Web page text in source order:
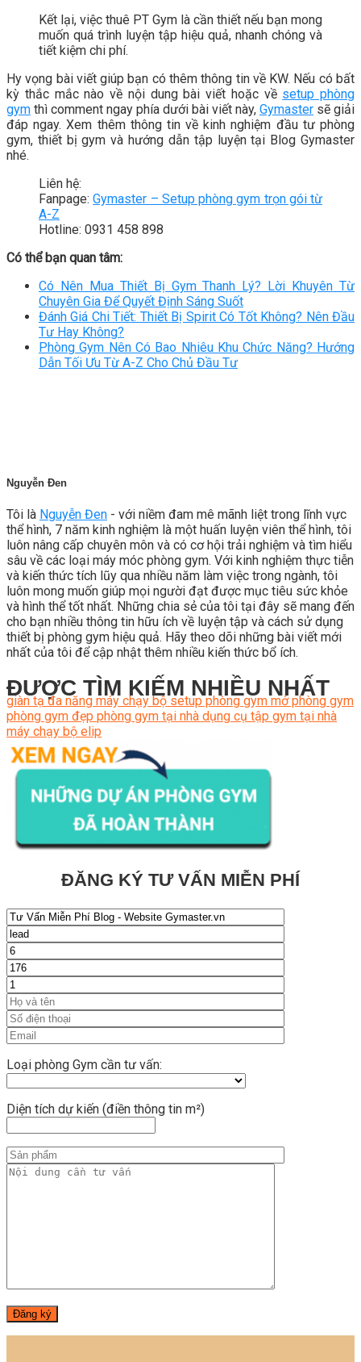
Kết lại, việc thuê PT Gym là cần thiết nếu bạn mong
muốn quá trình luyện tập hiệu quả, nhanh chóng và
tiết kiệm chi phí.
Hy vọng bài viết giúp bạn có thêm thông tin về KW. Nếu có bất
kỳ thắc mắc nào về nội dung bài viết hoặc về setup phòng
gym thì comment ngay phía dưới bài viết này, Gymaster sẽ giải
đáp ngay. Xem thêm thông tin về kinh nghiệm đầu tư phòng
gym, thiết bị gym và hướng dẫn tập luyện tại Blog Gymaster
nhé.
Liên hệ:
Fanpage:Gymaster – Setup phòng gym trọn gói từ
A-Z
Hotline: 0931 458 898
Có thể bạn quan tâm:
Có Nên Mua Thiết Bị Gym Thanh Lý? Lời Khuyên Từ
Chuyên Gia Để Quyết Định Sáng Suốt
Đánh Giá Chi Tiết: Thiết Bị Spirit Có Tốt Không? Nên Đầu
Tư Hay Không?
Phòng Gym Nên Có Bao Nhiêu Khu Chức Năng? Hướng
Dẫn Tối Ưu Từ A-Z Cho Chủ Đầu Tư
Nguyễn Đen
Tôi là Nguyễn Đen - với niềm đam mê mãnh liệt trong lĩnh vực
thể hình, 7 năm kinh nghiệm là một huấn luyện viên thể hình, tôi
luôn nâng cấp chuyên môn và có cơ hội trải nghiệm và tìm hiểu
sâu về các loại máy móc phòng gym. Với kinh nghiệm thực tiễn
và kiến thức tích lũy qua nhiều năm làm việc trong ngành, tôi
luôn mong muốn giúp mọi người đạt được mục tiêu sức khỏe
và hình thể tốt nhất. Những chia sẻ của tôi tại đây sẽ mang đến
cho bạn nhiều thông tin hữu ích về luyện tập và cách sử dụng
thiết bị phòng gym hiệu quả. Hãy theo dõi những bài viết mới
nhất của tôi để cập nhật thêm nhiều kiến thức bổ ích.
ĐƯỢC TÌM KIẾM NHIỀU NHẤT
giàn tạ đa năng máy chạy bộ setup phòng gym mở phòng gym
phòng gym đẹp phòng gym tại nhà dụng cụ tập gym tại nhà
máy chạy bộ elip
ĐĂNG KÝ TƯ VẤN MIỄN PHÍ
Loại phòng Gym cần tư vấn:
Diện tích dự kiến (điền thông tin m²)